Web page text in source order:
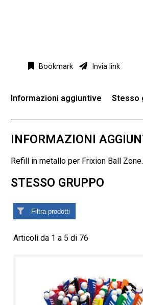
Bookmark Invia link
Informazioni aggiuntive Stesso
INFORMAZIONI
Refill in metallo per Frixion Ball
STESSO GRUPPO
Filtra prodotti
Articoli da 1 a 5 di 76